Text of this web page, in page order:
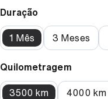
Duração
1 Mês 3 Meses
Quilometragem
3500 km 4000 km